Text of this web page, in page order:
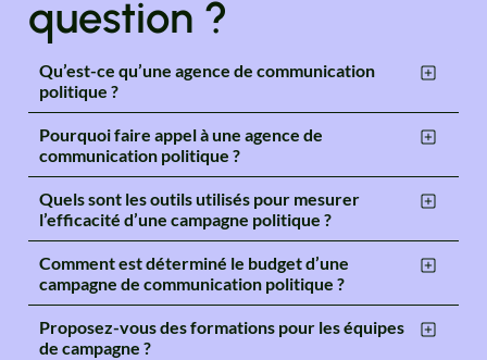
question ?
Qu’est-ce qu’une agence de communication
politique ?
Pourquoi faire appel à une agence de
communication politique ?
Quels sont les outils utilisés pour mesurer
l’efficacité d’une campagne politique ?
Comment est déterminé le budget d’une
campagne de communication politique ?
Proposez-vous des formations pour les équipes
de campagne ?